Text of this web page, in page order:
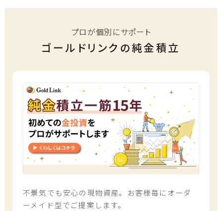
プロが個別にサポート
ゴールドリンクの純金積立
不景気でも安心の現物資産。お客様毎にオーダ
ーメイド型でご提案します。